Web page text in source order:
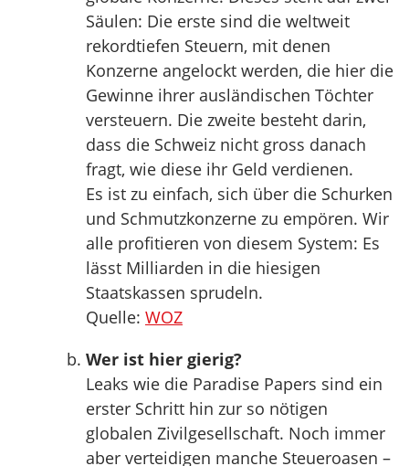
Säulen: Die erste sind die weltweit
rekordtiefen Steuern, mit denen
Konzerne angelockt werden, die hier die
Gewinne ihrer ausländischen Töchter
versteuern. Die zweite besteht darin,
dass die Schweiz nicht gross danach
fragt, wie diese ihr Geld verdienen.
Es ist zu einfach, sich über die Schurken
und Schmutzkonzerne zu empören. Wir
alle profitieren von diesem System: Es
lässt Milliarden in die hiesigen
Staatskassen sprudeln.
Quelle: WOZ
Wer ist hier gierig?
Leaks wie die Paradise Papers sind ein
erster Schritt hin zur so nötigen
globalen Zivilgesellschaft. Noch immer
aber verteidigen manche Steueroasen –